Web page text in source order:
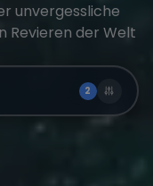
unvergessliche
Revieren der Welt
2